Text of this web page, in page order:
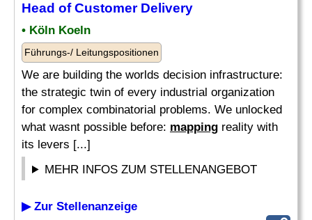
Head of Customer Delivery
• Köln Koeln
Führungs-/ Leitungspositionen
We are building the worlds decision infrastructure:
the strategic twin of every industrial organization
for complex combinatorial problems. We unlocked
what wasnt possible before: mapping reality with
its levers [...]
MEHR INFOS ZUM STELLENANGEBOT
▶ Zur Stellenanzeige